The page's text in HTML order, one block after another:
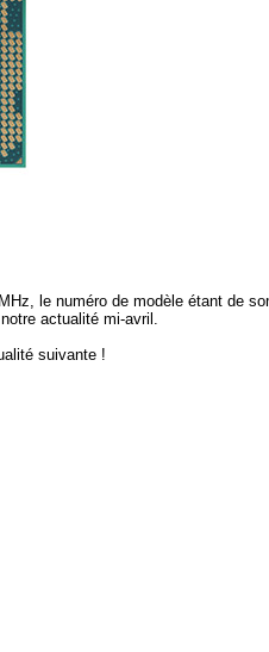
le numéro de modèle étant de
actualité mi-avril.
suivante !